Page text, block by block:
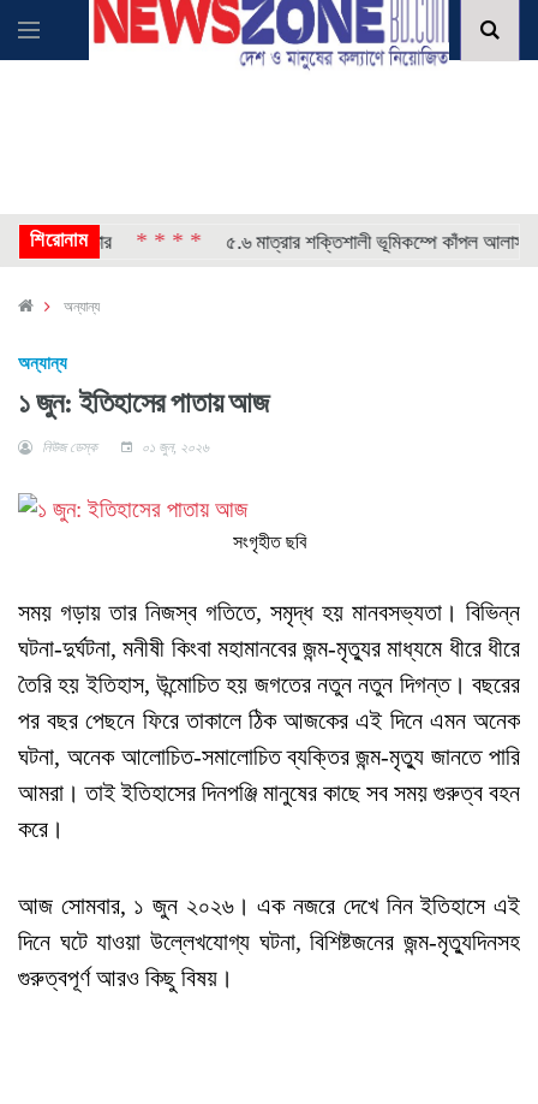
শিরোনাম* * * * ৫.৬ মাত্রার শক্তিশালী ভূমিকম্পে কাঁপল আলাস্কা *
অন্যান্য
অন্যান্য
১ জুন: ইতিহাসের পাতায় আজ
নিউজ ডেস্ক ০১ জুন, ২০২৬
সংগৃহীত ছবি
সময় গড়ায় তার নিজস্ব গতিতে, সমৃদ্ধ হয় মানবসভ্যতা। বিভিন্ন
ঘটনা-দুর্ঘটনা, মনীষী কিংবা মহামানবের জন্ম-মৃত্যুর মাধ্যমে ধীরে ধীরে
তৈরি হয় ইতিহাস, উন্মোচিত হয় জগতের নতুন নতুন দিগন্ত। বছরের
পর বছর পেছনে ফিরে তাকালে ঠিক আজকের এই দিনে এমন অনেক
ঘটনা, অনেক আলোচিত-সমালোচিত ব্যক্তির জন্ম-মৃত্যু জানতে পারি
আমরা। তাই ইতিহাসের দিনপঞ্জি মানুষের কাছে সব সময় গুরুত্ব বহন
করে।
আজ সোমবার, ১ জুন ২০২৬। এক নজরে দেখে নিন ইতিহাসে এই
দিনে ঘটে যাওয়া উল্লেখযোগ্য ঘটনা, বিশিষ্টজনের জন্ম-মৃত্যুদিনসহ
গুরুত্বপূর্ণ আরও কিছু বিষয়।